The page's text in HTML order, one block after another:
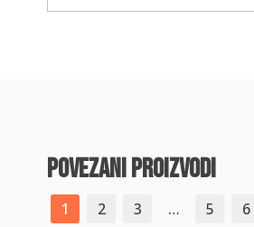
povezani proizvodi
1 2 3 … 5 6